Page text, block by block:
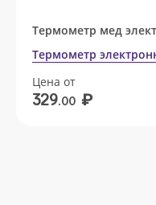
Термометр мед
Термометр
Цена от
329.00 ₽